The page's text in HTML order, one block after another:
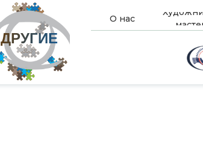
ДРУГИЕ
О нас